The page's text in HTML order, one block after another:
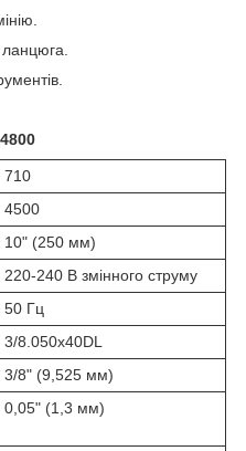
710
4500
10" (250 мм)
220-240 В змінного струму
50 Гц
3/8.050x40DL
3/8" (9,525 мм)
0,05" (1,3 мм)